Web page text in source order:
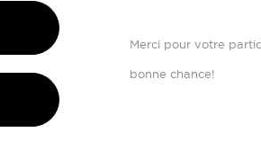
Merci pour votre
bonne chance!